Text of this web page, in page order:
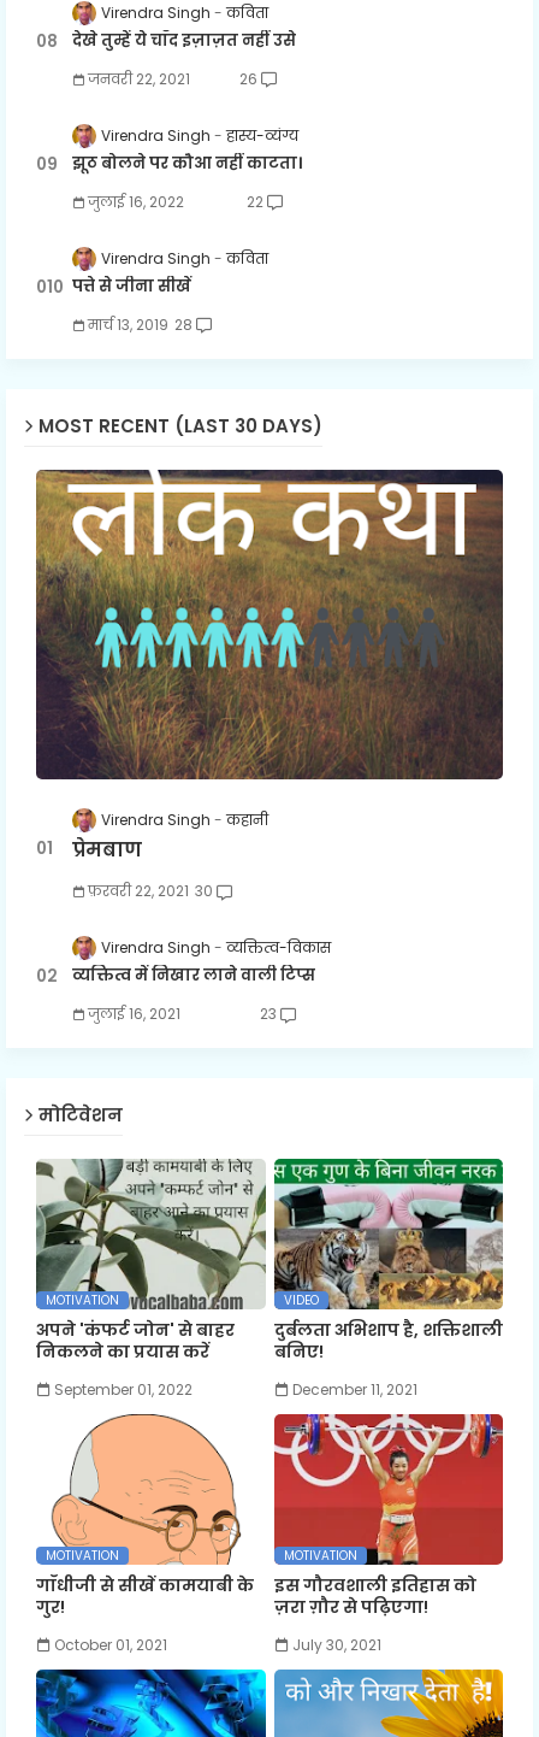
Virendra Singh कविता
देखे तुम्हें ये चाँद इज़ाज़त नहीं उसे
जनवरी 22, 2021 26
Virendra Singh हास्य-व्यंग्य
झूठ बोलने पर कौआ नहीं काटता।
जुलाई 16, 2022 22
Virendra Singh कविता
पत्ते से जीना सीखें
मार्च 13, 2019 28
MOST RECENT (LAST 30 DAYS)
Virendra Singh कहानी
प्रेमबाण
फ़रवरी 22, 2021 30
Virendra Singh व्यक्तित्व-विकास
व्यक्तित्व में निखार लाने वाली टिप्स
जुलाई 16, 2021 23
मोटिवेशन
MOTIVATION
अपने 'कंफर्ट जोन' से बाहर
निकलने का प्रयास करें
September 01, 2022
VIDEO
दुर्बलता अभिशाप है, शक्तिशाली
बनिए!
December 11, 2021
MOTIVATION
गाँधीजी से सीखें कामयाबी के
गुर!
October 01, 2021
MOTIVATION
इस गौरवशाली इतिहास को
ज़रा ग़ौर से पढ़िएगा!
July 30, 2021